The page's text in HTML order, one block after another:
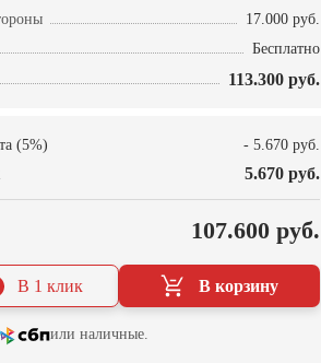
17.000 руб.
Бесплатно
113.300 руб.
(5%) - 5.670 руб.
5.670 руб.
107.600 руб.
В корзину
В 1 клик
или наличные.